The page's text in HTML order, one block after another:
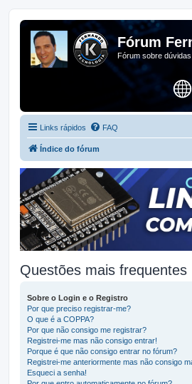
Fórum
Fórum sobre
Links rápidos FAQ
Índice do fórum
Questões mais frequentes
Sobre o Login e o Registro
Por que preciso registrar-me?
O que é a COPPA?
Por que não consigo me registrar?
Registrei-me mas não consigo entrar!
Porque é que não consigo entrar no fórum?
Registrei-me anteriormente mas não consigo
Esqueci a senha!